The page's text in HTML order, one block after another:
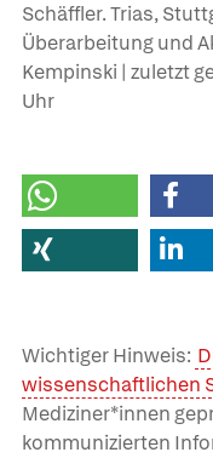
Schäffler. Trias,
Überarbeitung und
Kempinski | zuletzt
Uhr
Wichtiger Hinweis:
wissenschaftlichen
Mediziner*innen
kommunizierten